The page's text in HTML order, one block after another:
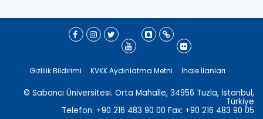
Gizlilik Bildirimi KVKK Aydınlatma Metni İhale İlanları
© Sabancı Üniversitesi. Orta Mahalle, 34956 Tuzla, İstanbul,
Türkiye
Telefon: +90 216 483 90 00 Fax: +90 216 483 90 05